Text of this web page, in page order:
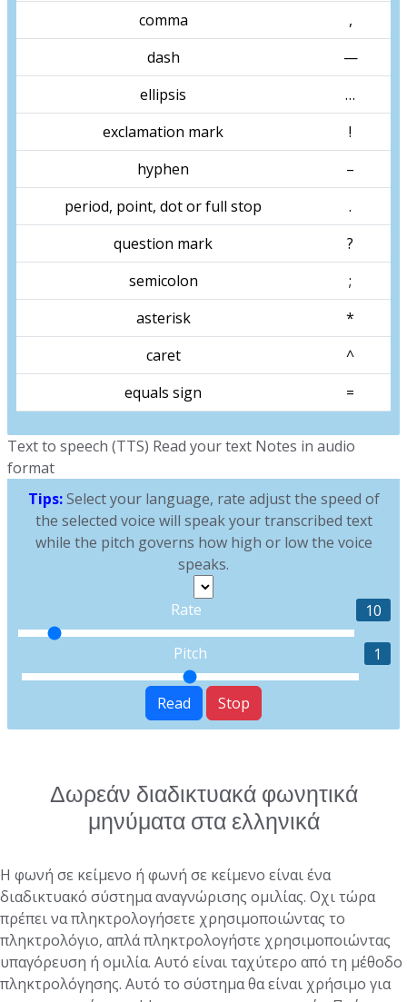
comma
,
dash
—
ellipsis
…
exclamation mark
!
hyphen
–
period, point, dot or full stop
.
question mark
?
semicolon
;
asterisk
*
caret
^
equals sign
=
Text to speech (TTS) Read your text Notes in audio
format
Tips: Select your language, rate adjust the speed of
the selected voice will speak your transcribed text
while the pitch governs how high or low the voice
speaks.
Rate 10
Pitch 1
Read Stop
Δωρεάν διαδικτυακά φωνητικά
μηνύματα στα ελληνικά
Η φωνή σε κείμενο ή φωνή σε κείμενο είναι ένα
διαδικτυακό σύστημα αναγνώρισης ομιλίας. Οχι τώρα
πρέπει να πληκτρολογήσετε χρησιμοποιώντας το
πληκτρολόγιο, απλά πληκτρολογήστε χρησιμοποιώντας
υπαγόρευση ή ομιλία. Αυτό είναι ταχύτερο από τη μέθοδο
πληκτρολόγησης. Αυτό το σύστημα θα είναι χρήσιμο για